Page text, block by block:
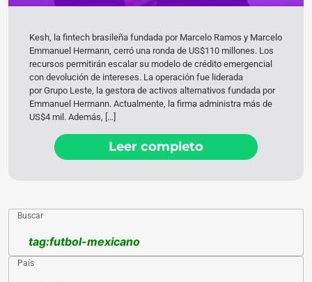
Kesh, la fintech brasileña fundada por Marcelo Ramos y Marcelo
Emmanuel Hermann, cerró una ronda de US$110 millones. Los
recursos permitirán escalar su modelo de crédito emergencial
con devolución de intereses. La operación fue liderada
por Grupo Leste, la gestora de activos alternativos fundada por
Emmanuel Hermann. Actualmente, la firma administra más de
US$4 mil. Además, […]
Leer completo
Buscar
País